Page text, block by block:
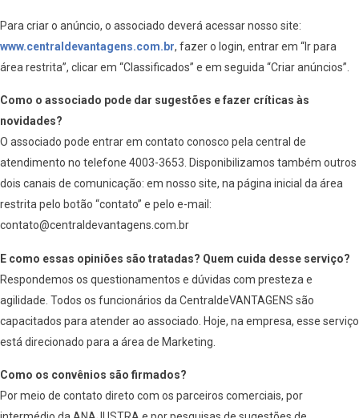
Para criar o anúncio, o associado deverá acessar nosso site:
www.centraldevantagens.com.br, fazer o login, entrar em “Ir para
área restrita”, clicar em “Classificados” e em seguida “Criar anúncios”.
Como o associado pode dar sugestões e fazer críticas às
novidades?
O associado pode entrar em contato conosco pela central de
atendimento no telefone 4003-3653. Disponibilizamos também outros
dois canais de comunicação: em nosso site, na página inicial da área
restrita pelo botão “contato” e pelo e-mail:
contato@centraldevantagens.com.br
E como essas opiniões são tratadas? Quem cuida desse serviço?
Respondemos os questionamentos e dúvidas com presteza e
agilidade. Todos os funcionários da CentraldeVANTAGENS são
capacitados para atender ao associado. Hoje, na empresa, esse serviço
está direcionado para a área de Marketing.
Como os convênios são firmados?
Por meio de contato direto com os parceiros comerciais, por